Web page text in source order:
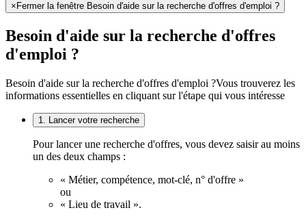
× Fermer la fenêtre Besoin d'aide sur la recherche d'offres d'emploi ?
Besoin d'aide sur la recherche d'offres
d'emploi ?
Besoin d'aide sur la recherche d'offres d'emploi ?Vous trouverez les
informations essentielles en cliquant sur l'étape qui vous intéresse
1. Lancer votre recherche
Pour lancer une recherche d'offres, vous devez saisir au moins
un des deux champs :
« Métier, compétence, mot-clé, n° d'offre »
ou
« Lieu de travail ».